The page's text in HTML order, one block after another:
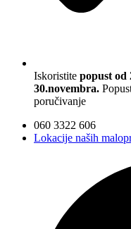
Iskoristite popust od
30.novembra.
poručivanje
060 3322 606
Lokacije naših